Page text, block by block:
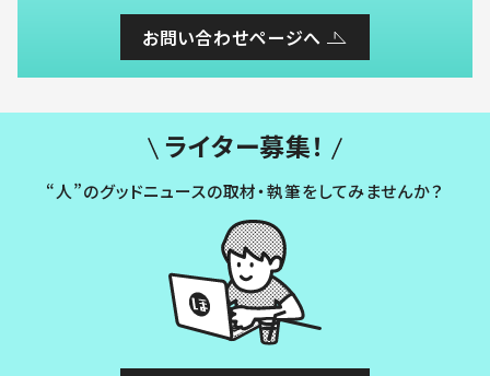
お問い合わせページへ
ライター募集！
“人”のグッドニュースの取材・執筆をしてみませんか？